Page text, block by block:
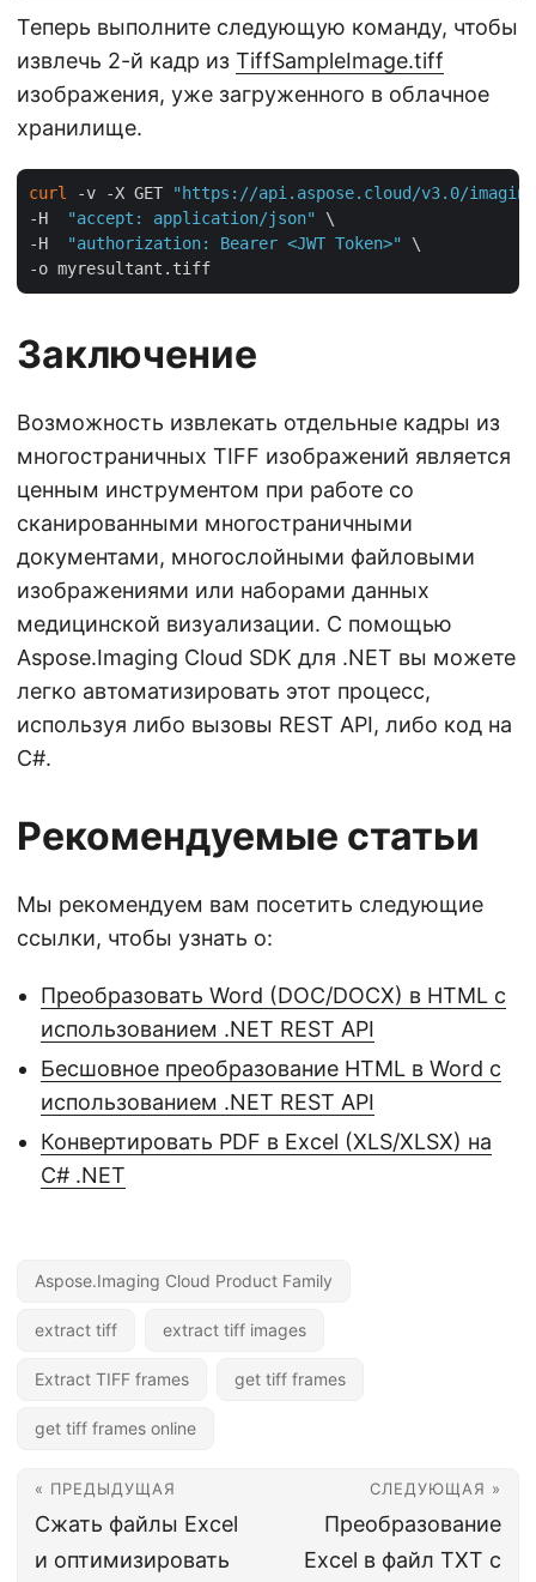
Теперь выполните следующую команду, чтобы
извлечь 2-й кадр из TiffSampleImage.tiff
изображения, уже загруженного в облачное
хранилище.
curl -v -X GET
"https://api.aspose.cloud/v3.0/
-H
"accept: application/json"
\
-H
"authorization: Bearer <JWT Token>"
\
Заключение
Возможность извлекать отдельные кадры из
многостраничных TIFF изображений является
ценным инструментом при работе со
сканированными многостраничными
документами, многослойными файловыми
изображениями или наборами данных
медицинской визуализации. С помощью
Aspose.Imaging Cloud SDK для .NET вы можете
легко автоматизировать этот процесс,
используя либо вызовы REST API, либо код на
C#.
Рекомендуемые статьи
Мы рекомендуем вам посетить следующие
ссылки, чтобы узнать о:
Преобразовать Word (DOC/DOCX) в HTML с
использованием .NET REST API
Бесшовное преобразование HTML в Word с
использованием .NET REST API
Конвертировать PDF в Excel (XLS/XLSX) на
C# .NET
Aspose.Imaging Cloud Product Family
extract tiff extract tiff images
Extract TIFF frames get tiff frames
get tiff frames online
« ПРЕДЫДУЩАЯ
Сжать файлы Excel
и оптимизировать
СЛЕДУЮЩАЯ »
Преобразование
Excel в файл TXT с